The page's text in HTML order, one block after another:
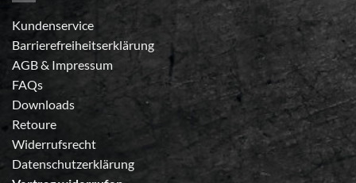
Kundenservice
Barrierefreiheitserklärung
AGB& Impressum
FAQs
Downloads
Retoure
Widerrufsrecht
Datenschutzerklärung